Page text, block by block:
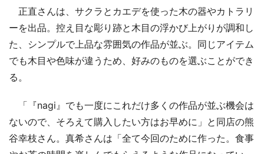
正直さんは、サクラとカエデを使った木の器やカトラリ
ーを出品。控え目な彫り跡と木目の浮かび上がりが調和し
た、シンプルで上品な雰囲気の作品が並ぶ。同じアイテム
でも木目や色味が違うため、好みのものを選ぶことができ
る。
「『nagi』でも一度にこれだけ多くの作品が並ぶ機会は
ないので、そろえて購入したい方はお早めに」と同店の熊
谷幸枝さん。真希さんは「全て今回のために作った。食事